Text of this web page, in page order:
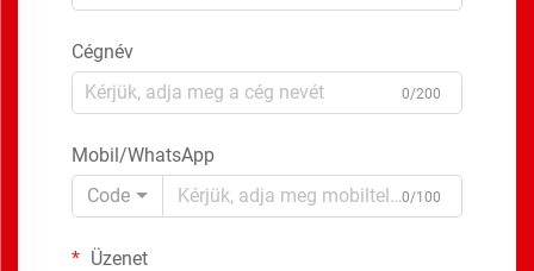
Cégnév
0/200
Mobil/WhatsApp
Code
0/100
Üzenet